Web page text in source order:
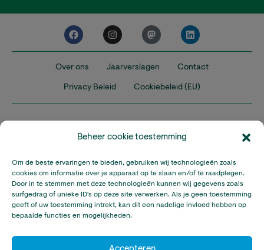
Beheer cookie toestemming
Om de beste ervaringen te bieden, gebruiken wij technologieën zoals
cookies om informatie over je apparaat op te slaan en/of te raadplegen.
Door in te stemmen met deze technologieën kunnen wij gegevens zoals
surfgedrag of unieke ID's op deze site verwerken. Als je geen toestemming
geeft of uw toestemming intrekt, kan dit een nadelige invloed hebben op
bepaalde functies en mogelijkheden.
Over ons Jaarverslagen Contact
Privacy Beleid Cookiebeleid (EU)
Nederland Verenigd Koninkrijk Verenigde Staten
Climate Stewards is onderdeel van Stichting A Rocha Nederland,
een geregistreerd goed doel in Nederland (RSIN: 815032924).
© Copyright Climate Stewards Ltd. – All rights reserved.